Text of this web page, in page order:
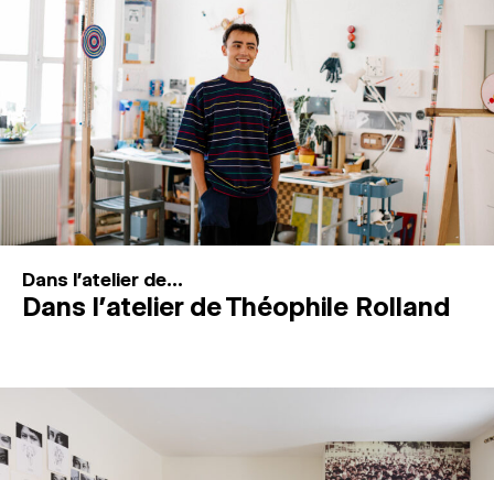
MAGAZINE
ESPACES DE PRATIQUE ARTISTIQUE ↓
Recherche
Connexion
Dans l'atelier de...
Dans l’atelier de Théophile Rolland